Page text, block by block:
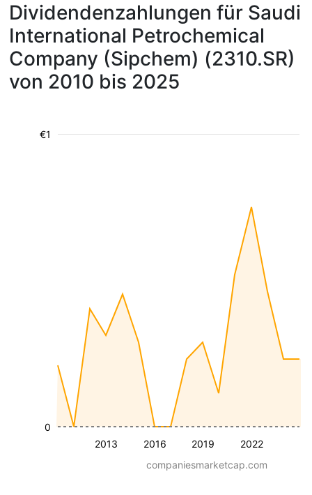
Dividendenzahlungen für Saudi
International Petrochemical
Company (Sipchem) (2310.SR)
von 2010 bis 2025
2013 2016 2019 2022
€1
0
companiesmarketcap.com